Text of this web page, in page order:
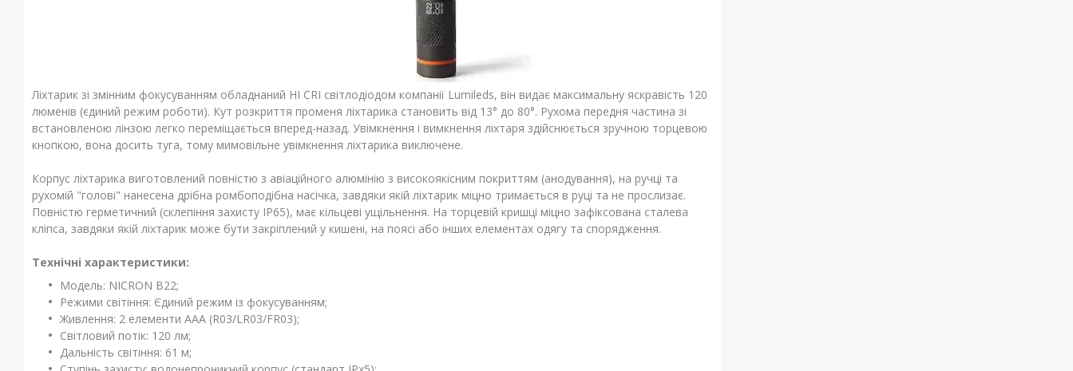
Ліхтарик зі змінним фокусуванням обладнаний HI CRI світлодіодом компанії Lumileds, він видає максимальну яскравість 120
люменів (єдиний режим роботи). Кут розкриття променя ліхтарика становить від 13° до 80°. Рухома передня частина зі
встановленою лінзою легко переміщається вперед-назад. Увімкнення і вимкнення ліхтаря здійснюється зручною торцевою
кнопкою, вона досить туга, тому мимовільне увімкнення ліхтарика виключене.
Корпус ліхтарика виготовлений повністю з авіаційного алюмінію з високоякісним покриттям (анодування), на ручці та
рухомій "голові" нанесена дрібна ромбоподібна насічка, завдяки якій ліхтарик міцно тримається в руці та не прослизає.
Повністю герметичний (склепіння захисту IP65), має кільцеві ущільнення. На торцевій кришці міцно зафіксована сталева
кліпса, завдяки якій ліхтарик може бути закріплений у кишені, на поясі або інших елементах одягу та спорядження.
Технічні характеристики:
Модель: NICRON B22;
Режими світіння: Єдиний режим із фокусуванням;
Живлення: 2 елементи AAA (R03/LR03/FR03);
Світловий потік: 120 лм;
Дальність світіння: 61 м;